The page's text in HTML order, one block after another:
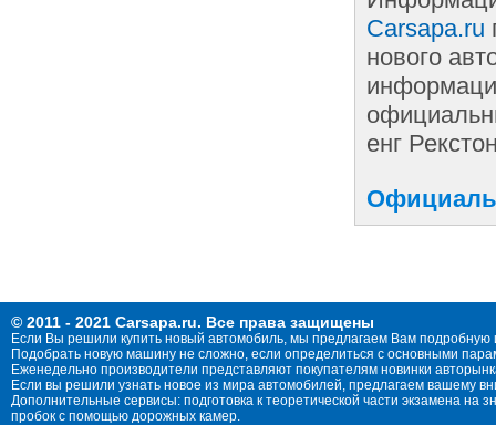
Carsapa.ru
нового
енг
© 2011 - 2021 Carsapa.ru. Все права защищены
Если Вы решили купить новый автомобиль, мы предлагаем Вам
Подобрать новую машину не сложно, если определиться с основными
Еженедельно производители представляют покупателям новинки
Если вы решили узнать новое из мира автомобилей, предлагаем вашему
Дополнительные сервисы: подготовка к теоретической части экзамена
пробок с помощью дорожных камер.